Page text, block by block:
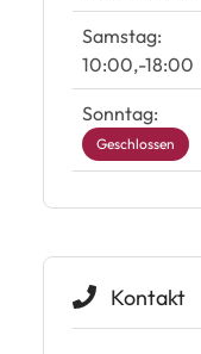
Samstag:
10:00 -18:00
Sonntag:
Geschlossen
Kontakt